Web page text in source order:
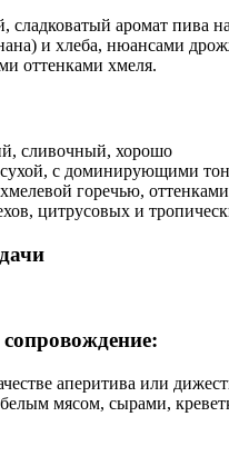
сладковатый аромат пива
и хлеба, нюансами
оттенками хмеля.
сливочный, хорошо
с доминирующими
горечью,
цитрусовых и
сопровождение:
аперитива или
белым мясом, сырами,